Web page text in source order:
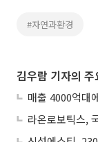
#자연과환경
김우람 기자의 주